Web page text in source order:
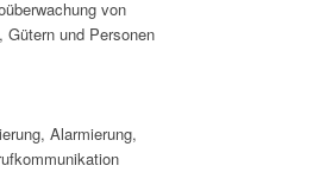
von
Gütern und Personen
Alarmierung,